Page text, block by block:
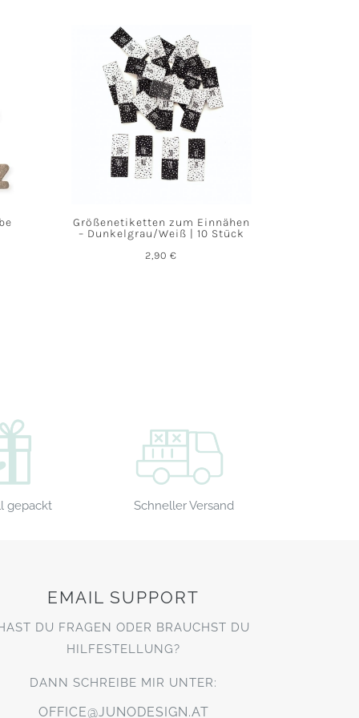
Größenetiketten zum Einnähen
– Dunkelgrau/Weiß | 10 Stück
2,90€
gepackt Schneller Versand
EMAIL SUPPORT
DU FRAGEN ODER BRAUCHST DU
HILFESTELLUNG?
DANN SCHREIBE MIR UNTER:
OFFICE@JUNODESIGN.AT